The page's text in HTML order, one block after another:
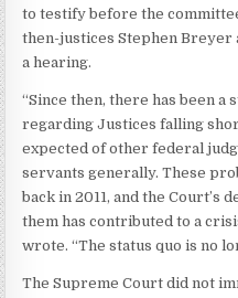
to testify before the
then-justices Stephen Breyer
a hearing.
“Since then, there has been
regarding Justices falling
expected of other federal
servants generally. These
back in 2011, and the Court’s
them has contributed to a
wrote. “The status quo is no
The Supreme Court did not